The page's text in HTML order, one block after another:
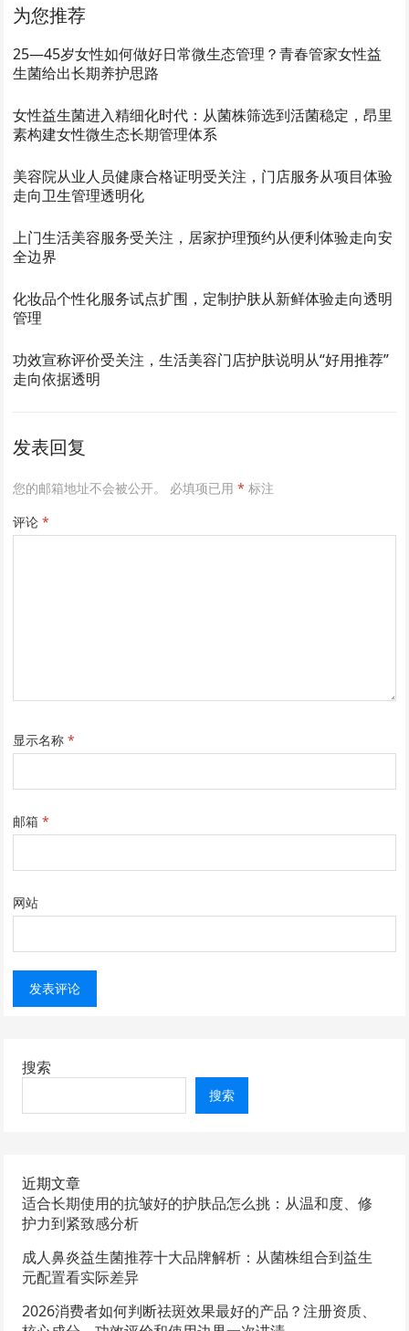
为您推荐
25—45岁女性如何做好日常微生态管理？青春管家女性益
生菌给出长期养护思路
女性益生菌进入精细化时代：从菌株筛选到活菌稳定，昂里
素构建女性微生态长期管理体系
美容院从业人员健康合格证明受关注，门店服务从项目体验
走向卫生管理透明化
上门生活美容服务受关注，居家护理预约从便利体验走向安
全边界
化妆品个性化服务试点扩围，定制护肤从新鲜体验走向透明
管理
功效宣称评价受关注，生活美容门店护肤说明从“好用推荐”
走向依据透明
发表回复
您的邮箱地址不会被公开。 必填项已用* 标注
评论*
显示名称*
邮箱*
网站
搜索
搜索
近期文章
适合长期使用的抗皱好的护肤品怎么挑：从温和度、修
护力到紧致感分析
成人鼻炎益生菌推荐十大品牌解析：从菌株组合到益生
元配置看实际差异
2026消费者如何判断祛斑效果最好的产品？注册资质、